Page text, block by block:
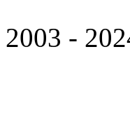
2003 -